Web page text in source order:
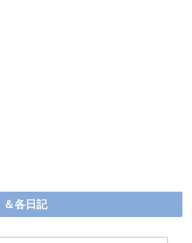
＆各日記